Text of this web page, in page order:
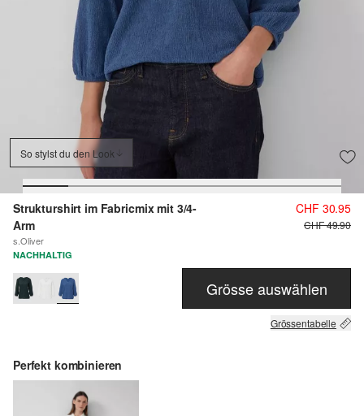
So stylst du den Look
Strukturshirt im Fabricmix mit 3/4-
Arm
s.Oliver
CHF 30.95
CHF 49.90
NACHHALTIG
Grösse auswählen
Grössentabelle
Perfekt kombinieren